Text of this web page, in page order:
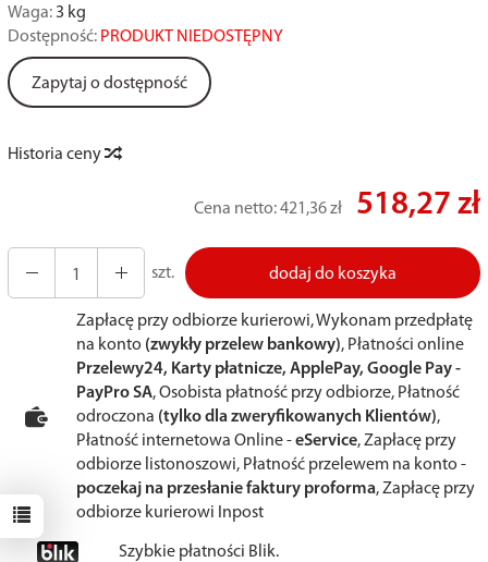
Waga: 3 kg
Dostępność: PRODUKT NIEDOSTĘPNY
Zapytaj o dostępność
Historia ceny
Cena netto:421,36 zł 518,27 zł
szt. dodaj do koszyka
Zapłacę przy odbiorze kurierowi, Wykonam przedpłatę
na konto (zwykły przelew bankowy), Płatności online
Przelewy24, Karty płatnicze, ApplePay, Google Pay -
PayPro SA, Osobista płatność przy odbiorze, Płatność
odroczona (tylko dla zweryfikowanych Klientów),
Płatność internetowa Online -eService, Zapłacę przy
odbiorze listonoszowi, Płatność przelewem na konto -
poczekaj na przesłanie faktury proforma, Zapłacę przy
odbiorze kurierowi Inpost
Szybkie płatności Blik.